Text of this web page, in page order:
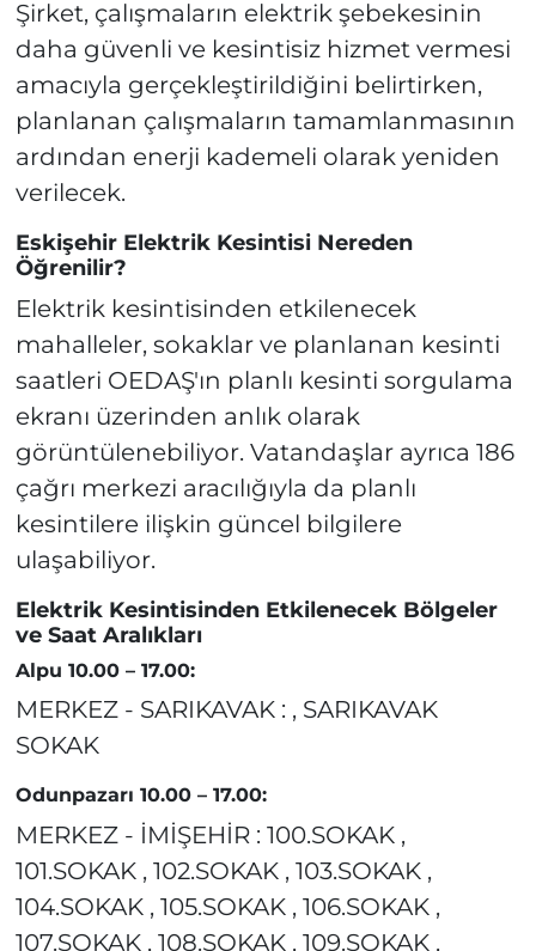
Şirket, çalışmaların elektrik şebekesinin
daha güvenli ve kesintisiz hizmet vermesi
amacıyla gerçekleştirildiğini belirtirken,
planlanan çalışmaların tamamlanmasının
ardından enerji kademeli olarak yeniden
verilecek.
Eskişehir Elektrik Kesintisi Nereden
Öğrenilir?
Elektrik kesintisinden etkilenecek
mahalleler, sokaklar ve planlanan kesinti
saatleri OEDAŞ'ın planlı kesinti sorgulama
ekranı üzerinden anlık olarak
görüntülenebiliyor. Vatandaşlar ayrıca 186
çağrı merkezi aracılığıyla da planlı
kesintilere ilişkin güncel bilgilere
ulaşabiliyor.
Elektrik Kesintisinden Etkilenecek Bölgeler
ve Saat Aralıkları
Alpu 10.00 – 17.00:
MERKEZ - SARIKAVAK : , SARIKAVAK
SOKAK
Odunpazarı 10.00 – 17.00:
MERKEZ - İMİŞEHİR : 100.SOKAK ,
101.SOKAK , 102.SOKAK , 103.SOKAK ,
104.SOKAK , 105.SOKAK , 106.SOKAK ,
107.SOKAK , 108.SOKAK , 109.SOKAK ,